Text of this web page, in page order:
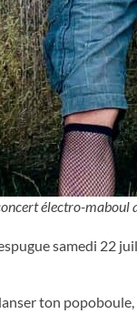
électro-maboul
samedi
ton